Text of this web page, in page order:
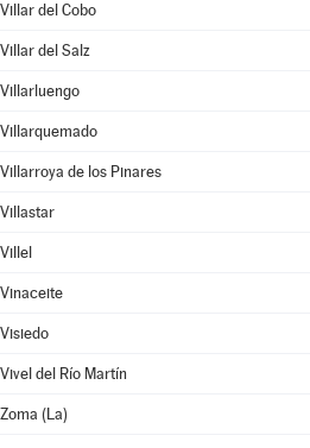
Villar del Cobo
Villar del Salz
Villarluengo
Villarquemado
Villarroya de los Pinares
Villastar
Villel
Vinaceite
Visiedo
Vivel del Río Martín
Zoma (La)